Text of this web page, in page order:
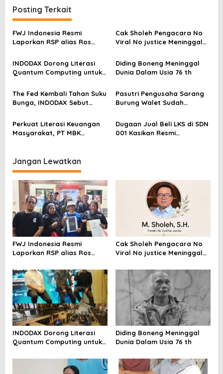
a
s
i
o
s
Posting Terkait
FWJ Indonesia Resmi
Laporkan RSP alias Ros
Cak Sholeh Pengacara No
Viral No justice Meninggal
INDODAX Dorong Literasi
Quantum Computing untuk
Blockchain
Diding Boneng Meninggal
Dunia Dalam Usia 76 th
The Fed Kembali Tahan Suku
Bunga, INDODAX Sebut
Sentimen Pasar
Pasutri Pengusaha Sarang
Burung Walet Sudah
Pelapor Desak Polda Jambi
Segera Lakukan Penahanan
Perkuat Literasi Keuangan
Masyarakat, PT MBK
Dugaan Jual Beli LKS di SDN
001 Kasikan Resmi
Jangan Lewatkan
FWJ Indonesia Resmi
Laporkan RSP alias Ros
Cak Sholeh Pengacara No
Viral No justice Meninggal
INDODAX Dorong Literasi
Quantum Computing untuk
Blockchain
Diding Boneng Meninggal
Dunia Dalam Usia 76 th